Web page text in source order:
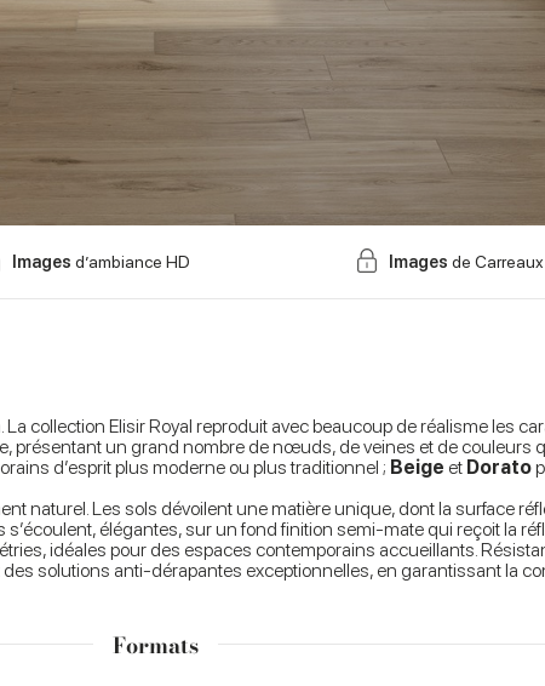
Images d’ambiance HD Images de
collection Elisir Royal reproduit avec beaucoup de réalisme les
présentant un grand nombre de nœuds, de veines et de couleurs
d’esprit plus moderne ou plus traditionnel ; Beige et Dorato
naturel. Les sols dévoilent une matière unique, dont la surface
élégantes, sur un fond finition semi-mate qui reçoit la
idéales pour des espaces contemporains accueillants.
solutions anti-dérapantes exceptionnelles, en garantissant la
Formats